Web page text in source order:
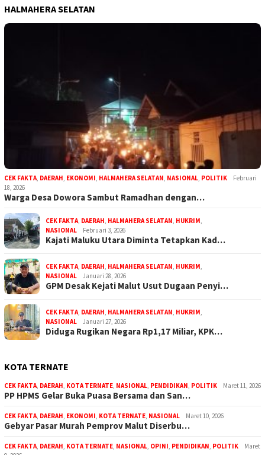
HALMAHERA SELATAN
CEK FAKTA, DAERAH, EKONOMI, HALMAHERA SELATAN, NASIONAL, POLITIK
Februari
18, 2026
Warga Desa Dowora Sambut Ramadhan dengan…
CEK FAKTA, DAERAH, HALMAHERA SELATAN, HUKRIM,
NASIONAL
Februari 3, 2026
Kajati Maluku Utara Diminta Tetapkan Kad…
CEK FAKTA, DAERAH, HALMAHERA SELATAN, HUKRIM,
NASIONAL
Januari 28, 2026
GPM Desak Kejati Malut Usut Dugaan Penyi…
CEK FAKTA, DAERAH, HALMAHERA SELATAN, HUKRIM,
NASIONAL
Januari 27, 2026
Diduga Rugikan Negara Rp1,17 Miliar, KPK…
KOTA TERNATE
CEK FAKTA, DAERAH, KOTA TERNATE, NASIONAL, PENDIDIKAN, POLITIK Maret 11, 2026
PP HPMS Gelar Buka Puasa Bersama dan San…
CEK FAKTA, DAERAH, EKONOMI, KOTA TERNATE, NASIONAL Maret 10, 2026
Gebyar Pasar Murah Pemprov Malut Diserbu…
CEK FAKTA, DAERAH, KOTA TERNATE, NASIONAL, OPINI, PENDIDIKAN, POLITIK
Maret